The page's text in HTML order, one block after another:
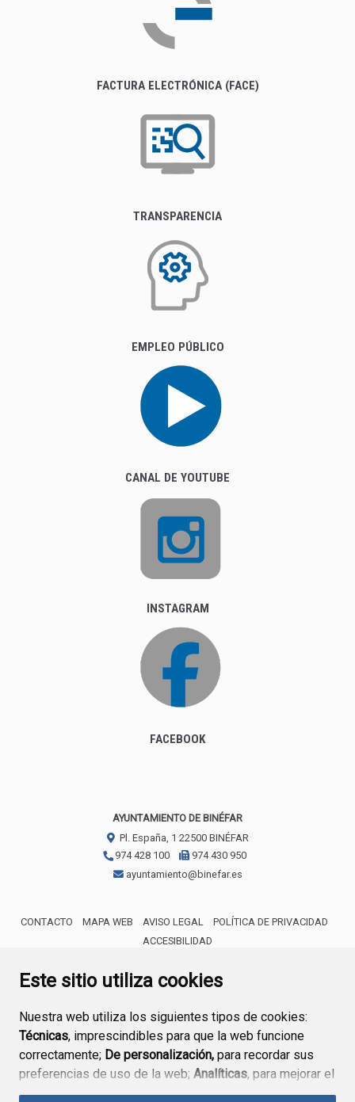
Este sitio utiliza cookies
Nuestra web utiliza los siguientes tipos de cookies:
Técnicas, imprescindibles para que la web funcione
correctamente; De personalización, para recordar sus
preferencias de uso de la web; Analíticas, para mejorar el
funcionamiento de la web y sus servicios.
FACTURA ELECTRÓNICA (FACE)
TRANSPARENCIA
EMPLEO PÚBLICO
CANAL DE YOUTUBE
INSTAGRAM
FACEBOOK
AYUNTAMIENTO DE BINÉFAR
Pl. España, 1 22500 BINÉFAR
974 428 100
974 430 950
ayuntamiento@binefar.es
CONTACTO MAPA WEB AVISO LEGAL
POLÍTICA DE PRIVACIDAD
ACCESIBILIDAD